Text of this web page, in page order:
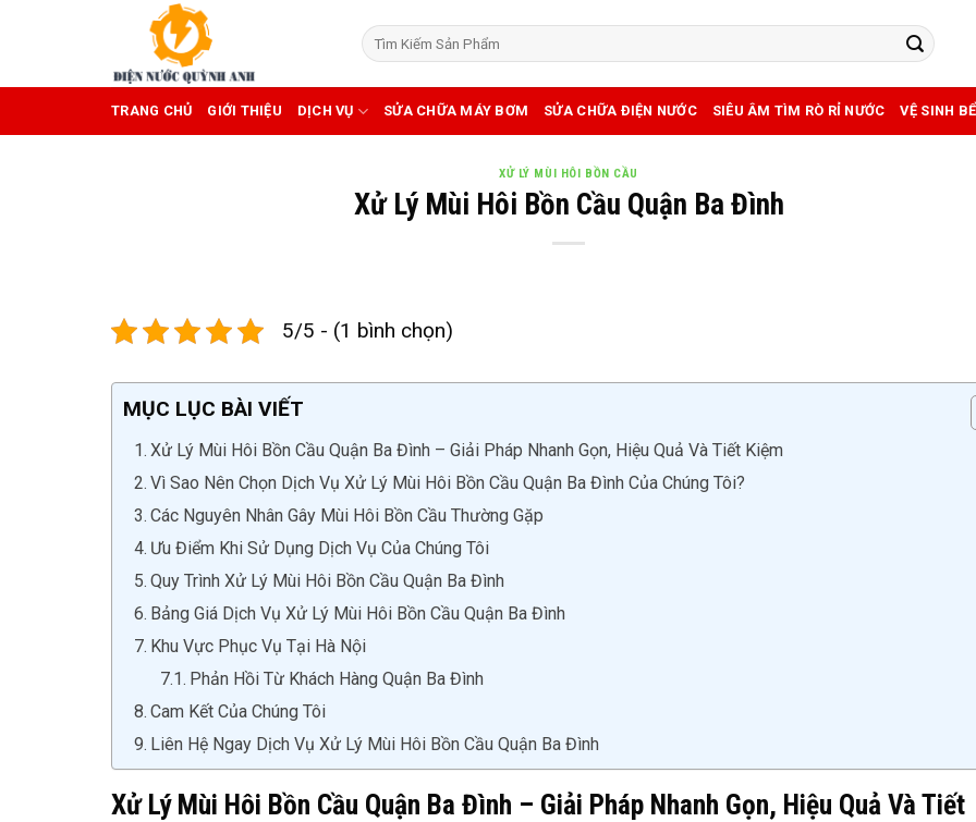
TRANG CHỦ GIỚI THIỆU DỊCH VỤ SỬA CHỮA MÁY BƠM SỬA CHỮA ĐIỆN NƯỚC SIÊU ÂM TÌM RÒ RỈ NƯỚC VỆ SINH
XỬ LÝ MÙI HÔI BỒN CẦU
Xử Lý Mùi Hôi Bồn Cầu Quận Ba Đình
5/5 - (1 bình chọn)
MỤC LỤC BÀI VIẾT
Xử Lý Mùi Hôi Bồn Cầu Quận Ba Đình – Giải Pháp Nhanh Gọn, Hiệu Quả Và Tiết Kiệm
Vì Sao Nên Chọn Dịch Vụ Xử Lý Mùi Hôi Bồn Cầu Quận Ba Đình Của Chúng Tôi?
Các Nguyên Nhân Gây Mùi Hôi Bồn Cầu Thường Gặp
Ưu Điểm Khi Sử Dụng Dịch Vụ Của Chúng Tôi
Quy Trình Xử Lý Mùi Hôi Bồn Cầu Quận Ba Đình
Bảng Giá Dịch Vụ Xử Lý Mùi Hôi Bồn Cầu Quận Ba Đình
Khu Vực Phục Vụ Tại Hà Nội
Phản Hồi Từ Khách Hàng Quận Ba Đình
Cam Kết Của Chúng Tôi
Liên Hệ Ngay Dịch Vụ Xử Lý Mùi Hôi Bồn Cầu Quận Ba Đình
Xử Lý Mùi Hôi Bồn Cầu Quận Ba Đình – Giải Pháp Nhanh Gọn, Hiệu Quả Và Tiết